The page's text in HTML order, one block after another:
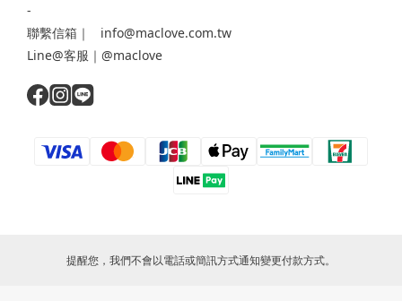
-
聯繫信箱｜ info@maclove.com.tw
Line@客服｜@maclove
提醒您，我們不會以電話或簡訊方式通知變更付款方式。